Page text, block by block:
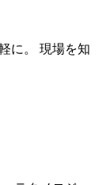
に。 現場を知